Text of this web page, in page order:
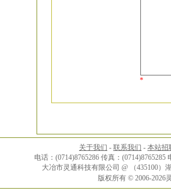
*
关于我们 - 联系我们 - 本站招
电话：(0714)8765286 传真：(0714)8765285
大冶市灵通科技有限公司 @ （435100
版权所有 © 2006-2026